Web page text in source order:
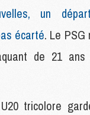
un
écarté. Le
de 21
U20 tricolore